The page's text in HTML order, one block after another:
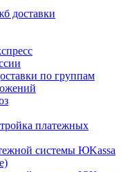
доставки
по группам
платежных
системы ЮKassa